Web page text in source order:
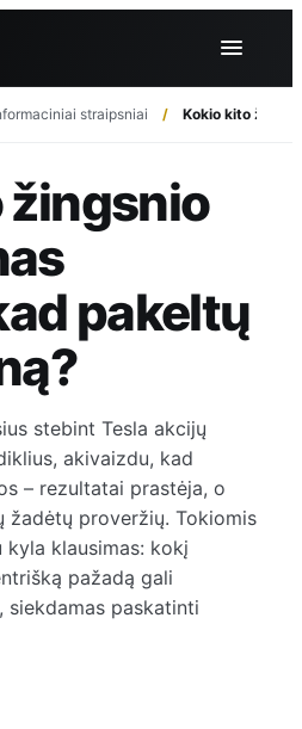
straipsniai Kokio kito
žingsnio
pakeltų
stebint Tesla akcijų
akivaizdu, kad
– rezultatai prastėja, o
žadėtų proveržių. Tokiomis
klausimas: kokį
pažadą gali
siekdamas paskatinti